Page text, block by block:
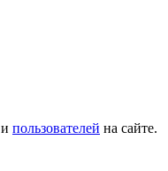
пользователей на сайте.